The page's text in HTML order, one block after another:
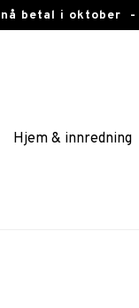
nå betal i oktober -
Hjem & innredning